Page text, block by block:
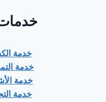
خدمة
خدمة
خدمة
خدمة